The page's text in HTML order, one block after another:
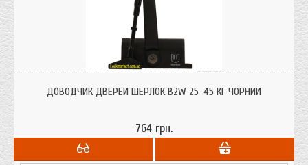
чорного кольору два регулювання швидкості
ДОВОДЧИК ДВЕРЕЙ ШЕРЛОК B2W 25-45 КГ ЧОРНИЙ
764 грн.